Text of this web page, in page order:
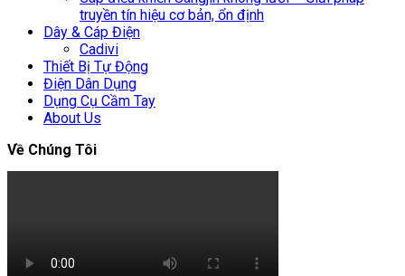
truyền tín hiệu cơ bản, ổn định
Dây & Cáp Điện
Cadivi
Thiết Bị Tự Động
Điện Dân Dụng
Dụng Cụ Cầm Tay
About Us
Về Chúng Tôi